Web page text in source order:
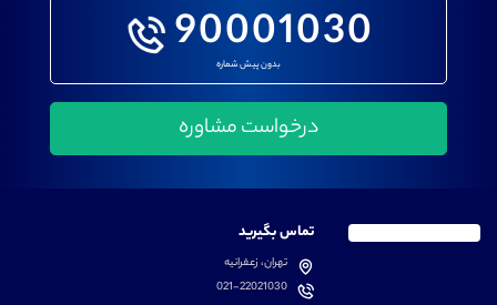
90001030
بدون پیش شماره
تماس بگیرید
تهران، زعفرانیه
021-22021030